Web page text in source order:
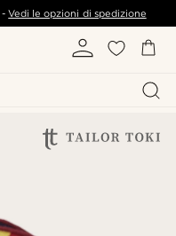
-Vedi le opzioni di spedizione